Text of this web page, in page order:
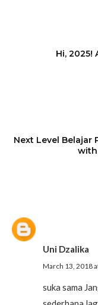
Hi, 2025!
Next Level Belajar
with
Uni Dzalika
March 13, 2018
suka sama